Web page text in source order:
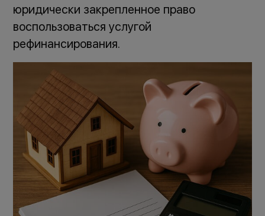
юридически закрепленное право
воспользоваться услугой
рефинансирования.